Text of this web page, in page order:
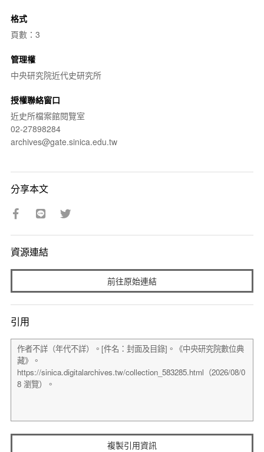
格式
頁數：3
管理權
中央研究院近代史研究所
授權聯絡窗口
近史所檔案館閱覽室
02-27898284
archives@gate.sinica.edu.tw
分享本文
資源連結
前往原始連結
引用
複製引用資訊